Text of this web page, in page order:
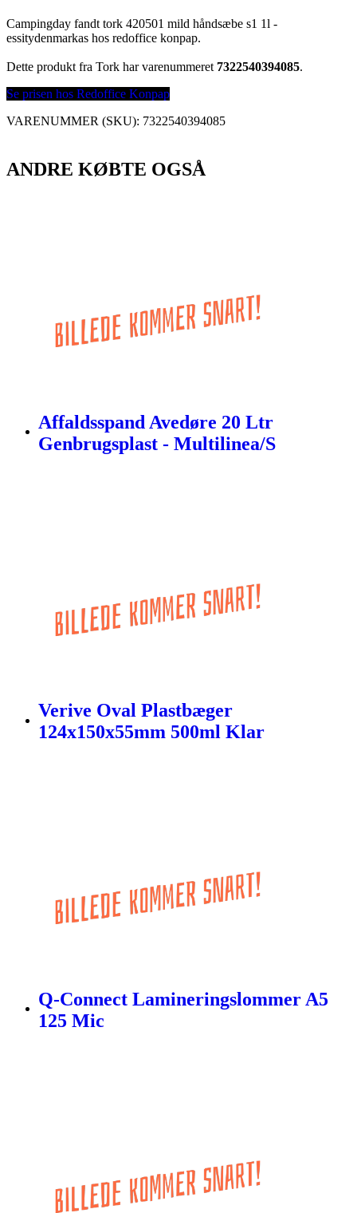
Campingday fandt tork 420501 mild håndsæbe s1 1l -
essitydenmarkas hos redoffice konpap.
Dette produkt fra Tork har varenummeret 7322540394085.
Se prisen hos Redoffice Konpap
VARENUMMER (SKU): 7322540394085
ANDRE KØBTE OGSÅ
Affaldsspand Avedøre 20 Ltr
Genbrugsplast - Multilinea/S
Verive Oval Plastbæger
124x150x55mm 500ml Klar
Q-Connect Lamineringslommer A5
125 Mic